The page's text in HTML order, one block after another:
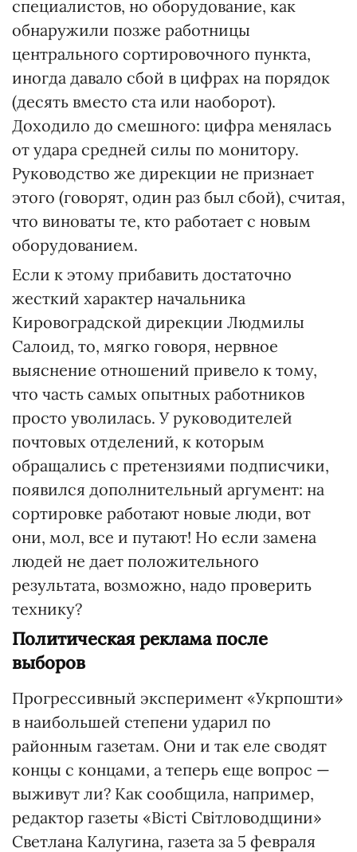
специалистов, но оборудование, как
обнаружили позже работницы
центрального сортировочного пункта,
иногда давало сбой в цифрах на порядок
(десять вместо ста или наоборот).
Доходило до смешного: цифра менялась
от удара средней силы по монитору.
Руководство же дирекции не признает
этого (говорят, один раз был сбой), считая,
что виноваты те, кто работает с новым
оборудованием.
Если к этому прибавить достаточно
жесткий характер начальника
Кировоградской дирекции Людмилы
Салоид, то, мягко говоря, нервное
выяснение отношений привело к тому,
что часть самых опытных работников
просто уволилась. У руководителей
почтовых отделений, к которым
обращались с претензиями подписчики,
появился дополнительный аргумент: на
сортировке работают новые люди, вот
они, мол, все и путают! Но если замена
людей не дает положительного
результата, возможно, надо проверить
технику?
Политическая реклама после
выборов
Прогрессивный эксперимент «Укрпошти»
в наибольшей степени ударил по
районным газетам. Они и так еле сводят
концы с концами, а теперь еще вопрос —
выживут ли? Как сообщила, например,
редактор газеты «Вісті Світловодщини»
Светлана Калугина, газета за 5 февраля